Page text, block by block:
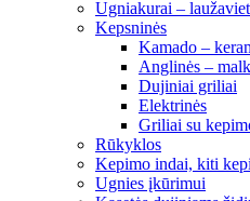
Ugniakurai –
Kepsninės
Kamado –
Anglinės –
Dujiniai griliai
Elektrinės
Griliai su
Rūkyklos
Kepimo indai, kiti
Ugnies įkūrimui